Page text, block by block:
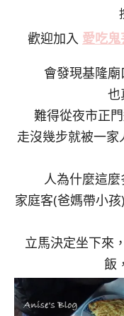
歡迎加入 愛吃
會發現基隆
也
難得從夜市正
走沒幾步就被一
人為什麼這
家庭客(爸媽帶小
立馬決定坐下來
飯